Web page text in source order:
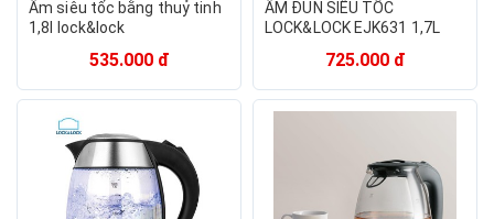
Ấm siêu tốc bằng thuỷ tinh
1,8l lock&lock
535.000 đ
ẤM ĐUN SIÊU TỐC
LOCK&LOCK EJK631 1,7L
725.000 đ